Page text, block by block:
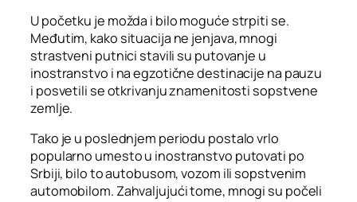
U početku je možda i bilo moguće strpiti se.
Međutim, kako situacija ne jenjava, mnogi
strastveni putnici stavili su putovanje u
inostranstvo i na egzotične destinacije na pauzu
i posvetili se otkrivanju znamenitosti sopstvene
zemlje.
Tako je u poslednjem periodu postalo vrlo
popularno umesto u inostranstvo putovati po
Srbiji, bilo to autobusom, vozom ili sopstvenim
automobilom. Zahvaljujući tome, mnogi su počeli